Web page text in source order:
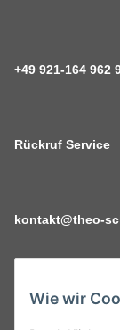
Wie wir
+49 921-164 962
Rückruf Service
kontakt@theo-